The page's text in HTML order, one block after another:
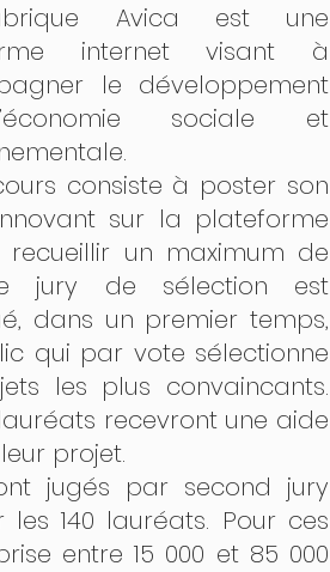
Avica est une
internet visant à
le développement
sociale et
consiste à poster son
sur la plateforme
un maximum de
jury de sélection est
dans un premier temps,
qui par vote sélectionne
les plus convaincants.
lauréats recevront une aide
projet.
jugés par second jury
140 lauréats. Pour ces
entre 15 000 et 85 000